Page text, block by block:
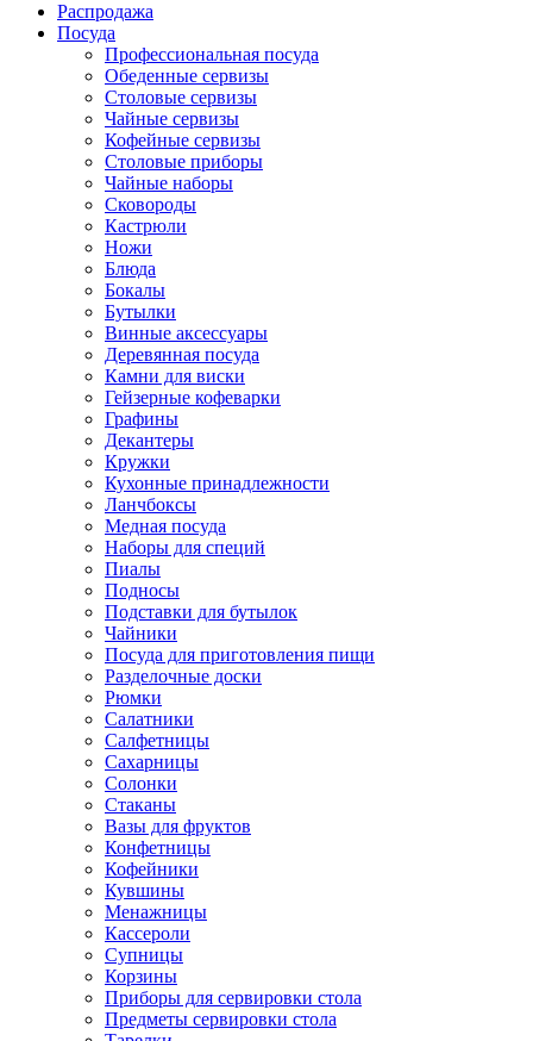
Распродажа
Посуда
Профессиональная посуда
Обеденные сервизы
Столовые сервизы
Чайные сервизы
Кофейные сервизы
Столовые приборы
Чайные наборы
Сковороды
Кастрюли
Ножи
Блюда
Бокалы
Бутылки
Винные аксессуары
Деревянная посуда
Камни для виски
Гейзерные кофеварки
Графины
Декантеры
Кружки
Кухонные принадлежности
Ланчбоксы
Медная посуда
Наборы для специй
Пиалы
Подносы
Подставки для бутылок
Чайники
Посуда для приготовления пищи
Разделочные доски
Рюмки
Салатники
Салфетницы
Сахарницы
Солонки
Стаканы
Вазы для фруктов
Конфетницы
Кофейники
Кувшины
Менажницы
Кассероли
Супницы
Корзины
Приборы для сервировки стола
Предметы сервировки стола